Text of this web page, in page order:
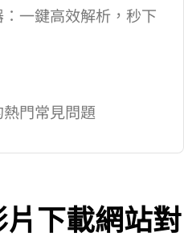
一鍵高效解析，秒下
門常見問題
下載網站對